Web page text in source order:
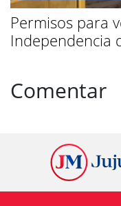
Permisos para
Independencia
Comentar